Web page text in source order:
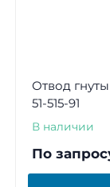
Отвод
51-515-91
В наличии
По